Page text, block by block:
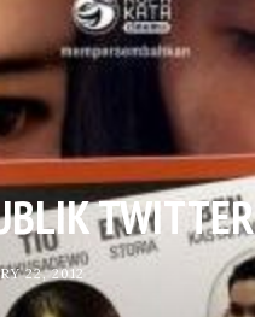
TWITTER
22, 2012